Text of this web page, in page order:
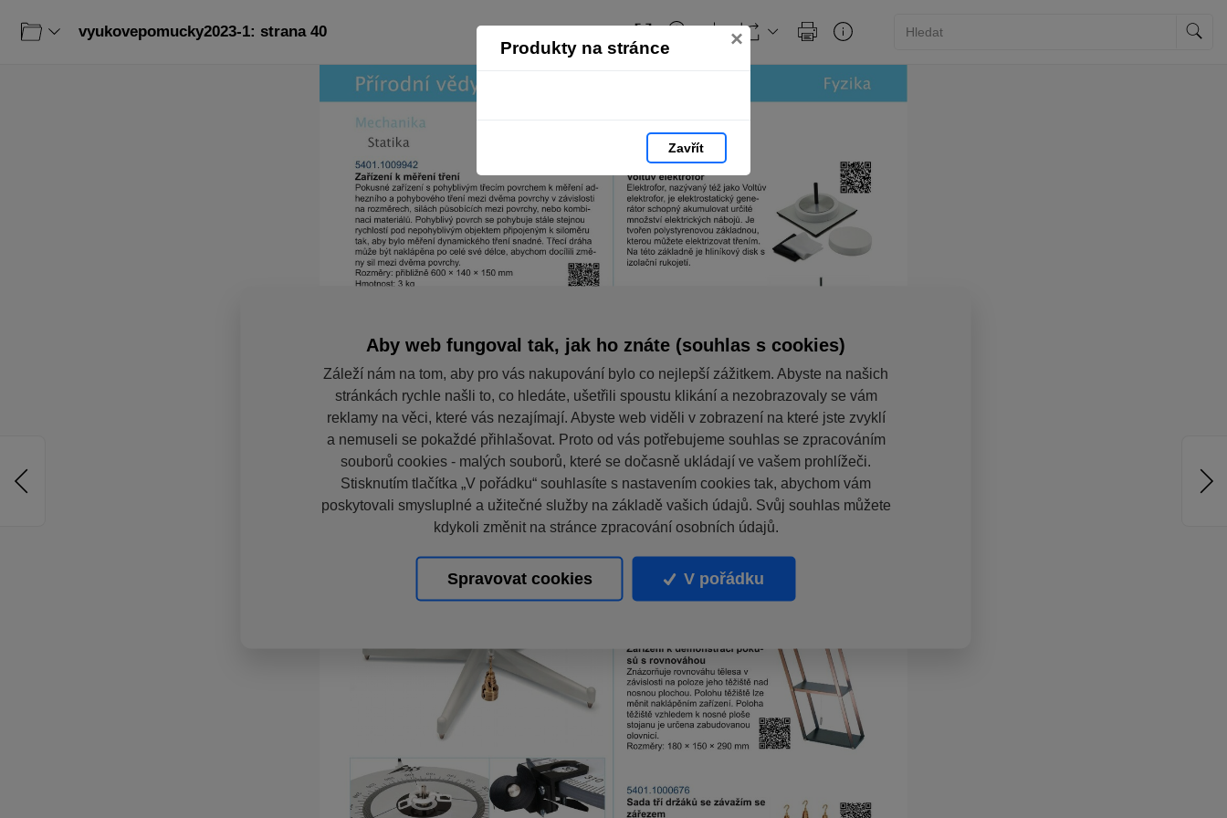
Produkty na stránce ×
Zavřít
vyukovepomucky2023-1: strana 40
Aby web fungoval tak, jak ho znáte (souhlas s cookies)
Záleží nám na tom, aby pro vás nakupování bylo co nejlepší zážitkem. Abyste na našich
stránkách rychle našli to, co hledáte, ušetřili spoustu klikání a nezobrazovaly se vám
reklamy na věci, které vás nezajímají. Abyste web viděli v zobrazení na které jste zvyklí
a nemuseli se pokaždé přihlašovat. Proto od vás potřebujeme souhlas se zpracováním
souborů cookies - malých souborů, které se dočasně ukládají ve vašem prohlížeči.
Stisknutím tlačítka „V pořádku“ souhlasíte s nastavením cookies tak, abychom vám
poskytovali smysluplné a užitečné služby na základě vašich údajů. Svůj souhlas můžete
kdykoli změnit na stránce zpracování osobních údajů.
Spravovat cookies V pořádku